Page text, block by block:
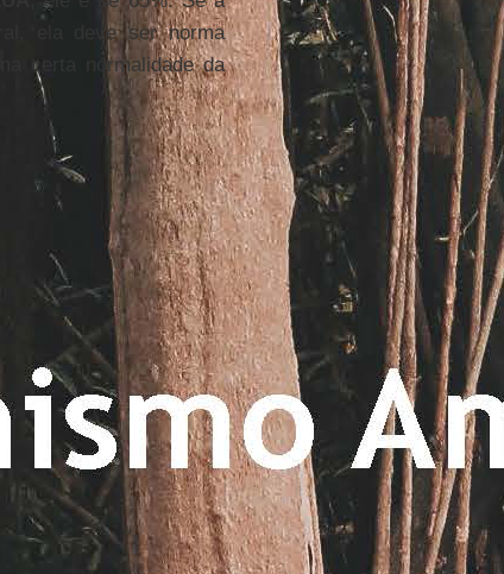
ela deve ser norma
certa normalidade da